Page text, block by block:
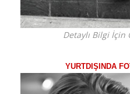
Detaylı Bilgi İçin
YURTDIŞINDA